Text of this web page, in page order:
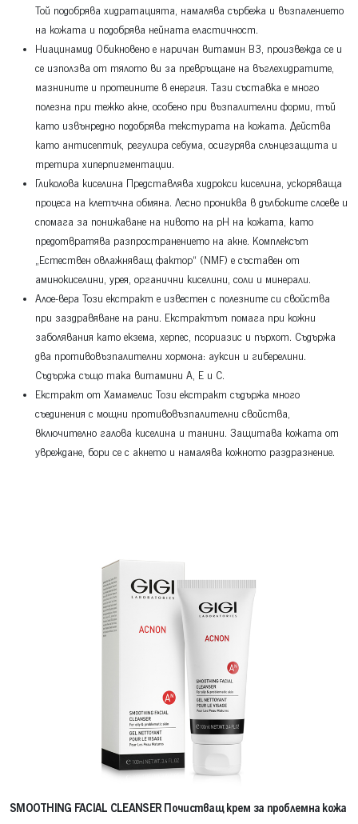
Той подобрява хидратацията, намалява сърбежа и възпалението
на кожата и подобрява нейната еластичност.
Ниацинамид Обикновено е наричан витамин В3, произвежда се и
се използва от тялото ви за превръщане на въглехидратите,
мазнините и протеините в енергия. Тази съставка е много
полезна при тежко акне, особено при възпалителни форми, тъй
като извънредно подобрява текстурата на кожата. Действа
като антисептик, регулира себума, осигурява слънцезащита и
третира хиперпигментации.
Гликолова киселина Представлява хидрокси киселина, ускоряваща
процеса на клетъчна обмяна. Лесно прониква в дълбоките слоеве и
спомага за понижаване на нивото на рН на кожата, като
предотвратява разпространението на акне. Комплексът
„Естествен овлажняващ фактор“ (NMF) е съставен от
аминокиселини, урея, органични киселини, соли и минерали.
Алое-вера Този екстракт е известен с полезните си свойства
при заздравяване на рани. Екстрактът помага при кожни
заболявания като екзема, херпес, псориазис и пърхот. Съдържа
два противовъзпалителни хормона: ауксин и гиберелини.
Съдържа също така витамини А, Е и С.
Екстракт от Хамамелис Този екстракт съдържа много
съединения с мощни противовъзпалителни свойства,
включително галова киселина и танини. Защитава кожата от
увреждане, бори се с акнето и намалява кожното раздразнение.
SMOOTHING FACIAL CLEANSER Почистващ крем за проблемна кожа